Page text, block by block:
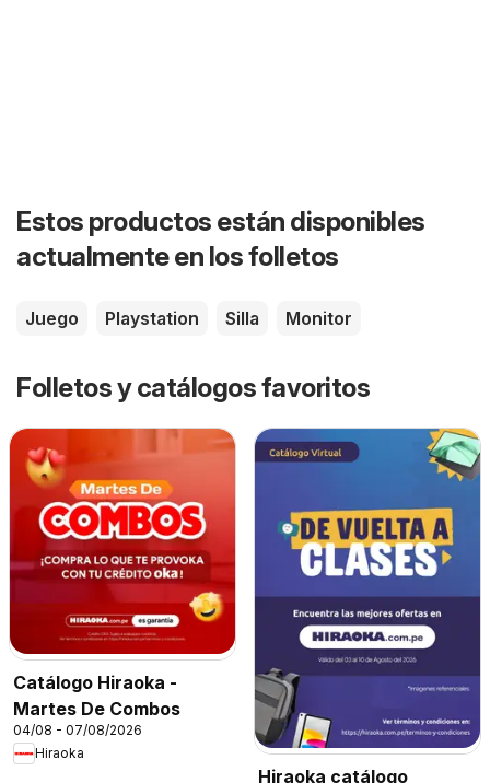
Estos productos están disponibles
actualmente en los folletos
Juego Playstation Silla Monitor
Folletos y catálogos favoritos
Catálogo Hiraoka -
Martes De Combos
04/08 - 07/08/2026
Hiraoka
Hiraoka catálogo